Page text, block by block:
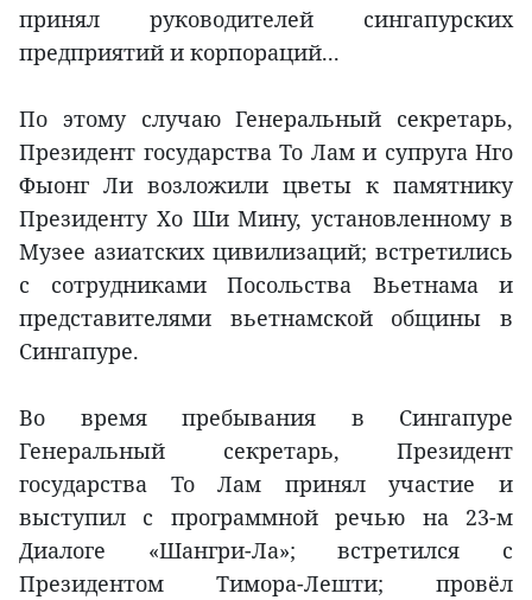
принял руководителей сингапурских
предприятий и корпораций...
По этому случаю Генеральный секретарь,
Президент государства То Лам и супруга Нго
Фыонг Ли возложили цветы к памятнику
Президенту Хо Ши Мину, установленному в
Музее азиатских цивилизаций; встретились
с сотрудниками Посольства Вьетнама и
представителями вьетнамской общины в
Сингапуре.
Во время пребывания в Сингапуре
Генеральный секретарь, Президент
государства То Лам принял участие и
выступил с программной речью на 23-м
Диалоге «Шангри-Ла»; встретился с
Президентом Тимора-Лешти; провёл